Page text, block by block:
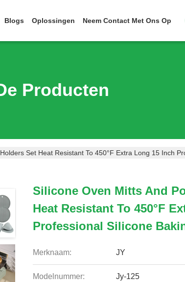
Blogs Oplossingen Neem Contact Met Ons Op
Producten
Set Heat Resistant To 450°F Extra Long 15 Inch
Silicone Oven Mitts And
Heat Resistant To 450°F
Professional Silicone
Merknaam: JY
Modelnummer: Jy-125